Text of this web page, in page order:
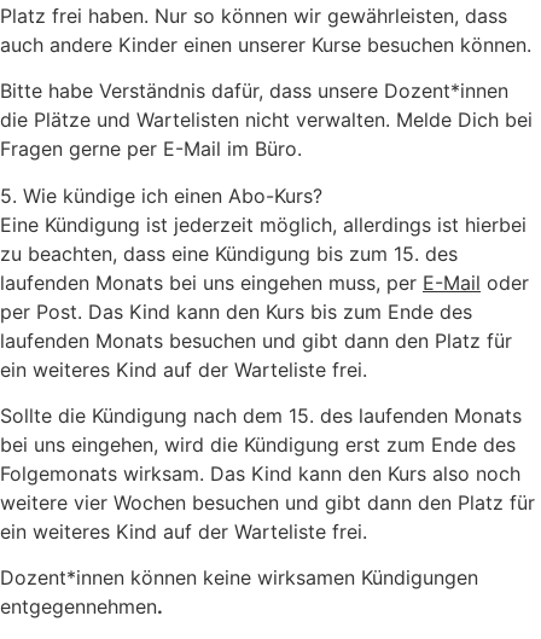
Platz frei haben. Nur so können wir gewährleisten, dass
auch andere Kinder einen unserer Kurse besuchen können.
Bitte habe Verständnis dafür, dass unsere Dozent*innen
die Plätze und Wartelisten nicht verwalten. Melde Dich bei
Fragen gerne per E-Mail im Büro.
5. Wie kündige ich einen Abo-Kurs?
Eine Kündigung ist jederzeit möglich, allerdings ist hierbei
zu beachten, dass eine Kündigung bis zum 15. des
laufenden Monats bei uns eingehen muss, per E-Mail oder
per Post. Das Kind kann den Kurs bis zum Ende des
laufenden Monats besuchen und gibt dann den Platz für
ein weiteres Kind auf der Warteliste frei.
Sollte die Kündigung nach dem 15. des laufenden Monats
bei uns eingehen, wird die Kündigung erst zum Ende des
Folgemonats wirksam. Das Kind kann den Kurs also noch
weitere vier Wochen besuchen und gibt dann den Platz für
ein weiteres Kind auf der Warteliste frei.
Dozent*innen können keine wirksamen Kündigungen
entgegennehmen.